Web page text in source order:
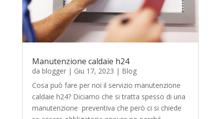
Manutenzione caldaie h24
da blogger| Giu 17, 2023 | Blog
Cosa può fare per noi il servizio manutenzione
caldaie h24? Diciamo che si tratta spesso di una
manutenzione preventiva che però ci si chiede